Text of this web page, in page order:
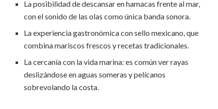
La posibilidad de descansar en hamacas frente al mar,
con el sonido de las olas como única banda sonora.
La experiencia gastronómica con sello mexicano, que
combina mariscos frescos y recetas tradicionales.
La cercanía con la vida marina: es común ver rayas
deslizándose en aguas someras y pelícanos
sobrevolando la costa.